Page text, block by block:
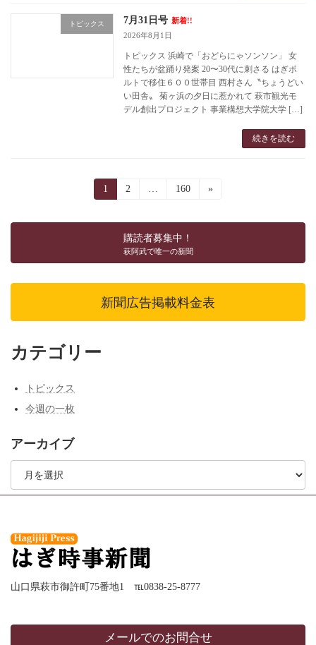
トピックス 7月31日号 新着!!
2026年8月1日
トピックス 浜崎で「おどらにゃソンソン」 女
性たちが盆踊り発案 20〜30代に刺さる はぎポ
ルトで移住６００世帯目 西村さん〝ちょうどい
い田舎〟 菊ヶ浜の夕日に惹かれて 萩市観光モ
デル創出プロジェクト 事業構想大学院大学 […]
続きを読む
ペ
ー
り
固
定
1
固
ジ
2
固
ジ
160 »
購読者募集中！
萩阿武で唯一の新聞
新聞広告掲載料金表
カテゴリー
トピックス
今週の一枚
アーカイブ
ア
イ
山口県萩市御許町75番地1 ℡0838-25-8777
メールでのお問合せ